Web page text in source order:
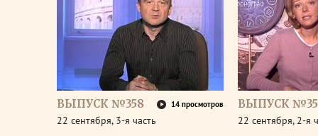
ВЫПУСК №358 14 просмотров
22 сентября, 3-я часть
ВЫПУСК
22 сентября, 2-я